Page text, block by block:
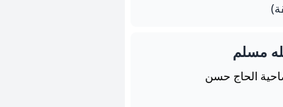
مسلم
الحاج حسن